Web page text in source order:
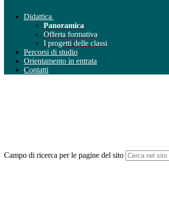
Didattica
Panoramica
Offerta formativa
I progetti delle classi
Percorsi di studio
Orientamento in entrata
Contatti
Campo di ricerca per le pagine del sito